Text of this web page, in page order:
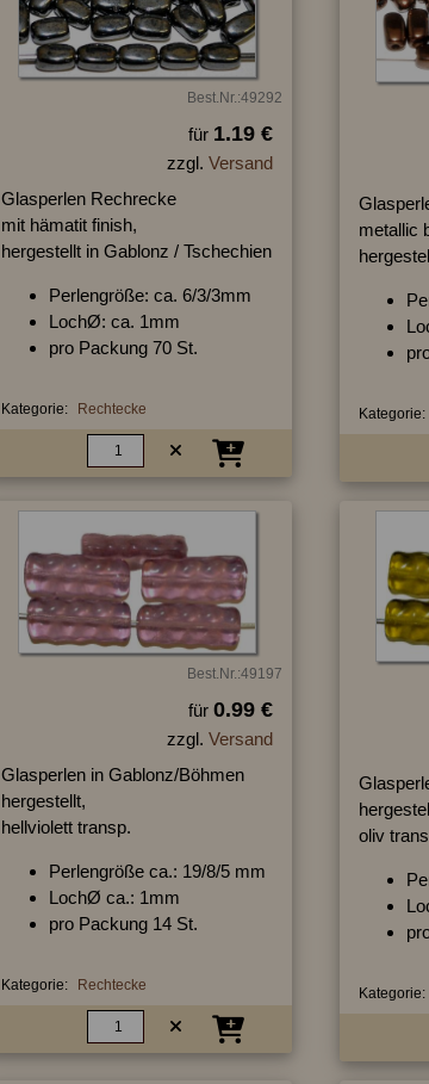
Best.Nr.:49292
für 1.19 €
zzgl. Versand
Glasperlen Rechrecke
mit hämatit finish,
hergestellt in Gablonz / Tschechien
Perlengröße: ca. 6/3/3mm
LochØ: ca. 1mm
pro Packung 70 St.
Kategorie: Rechtecke
metallic
Kategorie:
Best.Nr.:49197
für 0.99 €
zzgl. Versand
Glasperlen in Gablonz/Böhmen
hergestellt,
hellviolett transp.
Perlengröße ca.: 19/8/5 mm
LochØ ca.: 1mm
pro Packung 14 St.
Kategorie: Rechtecke
oliv
Kategorie: